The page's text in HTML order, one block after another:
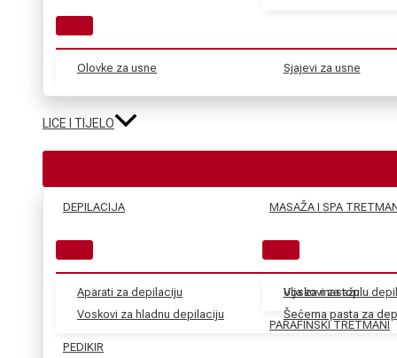
Olovke za usne Sjajevi za usne
LICE I TIJELO
DEPILACIJA
Aparati za depilaciju
Voskovi za hladnu depilaciju
Voskovi za toplu
Šećerna pasta za
PEDIKIR
MASAŽA I SPA
Ulja za masažu
PARAFINSKI TRETMANI